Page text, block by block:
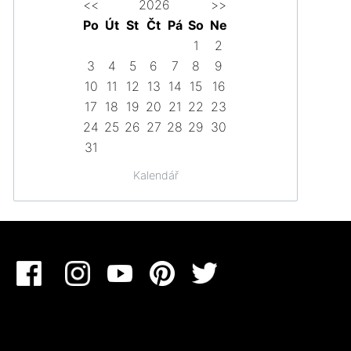
Kalendář
<< 2026
>>
Po Út St Čt Pá So Ne
1
2
3
4 5 6 7 8
9
10
11 12 13 14 15
16
17 18 19 20 21 22 23
24 25 26 27 28 29 30
31